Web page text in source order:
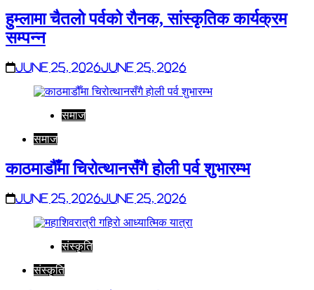
हुम्लामा चैतलो पर्वको रौनक, सांस्कृतिक कार्यक्रम
सम्पन्न
June 25, 2026June 25, 2026
समाज
समाज
काठमाडौँमा चिरोत्थानसँगै होली पर्व शुभारम्भ
June 25, 2026June 25, 2026
संस्कृति
संस्कृति